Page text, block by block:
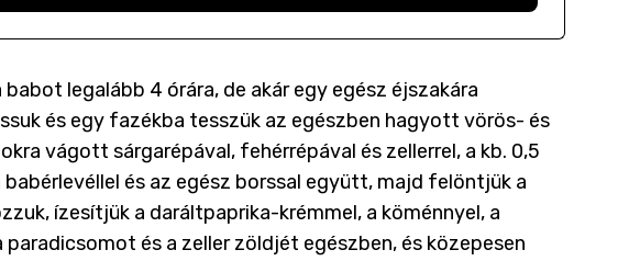
legalább 4 órára, de akár egy egész éjszakára
és egy fazékba tesszük az egészben hagyott vörös- és
vágott sárgarépával, fehérrépával és zellerrel, a kb. 0,5
és az egész borssal együtt, majd felöntjük a
ízesítjük a daráltpaprika-krémmel, a köménnyel, a
és a zeller zöldjét egészben, és közepesen